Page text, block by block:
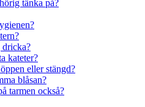
tänka på?
kateter?
eller stängd?
blåsan?
tarmen också?